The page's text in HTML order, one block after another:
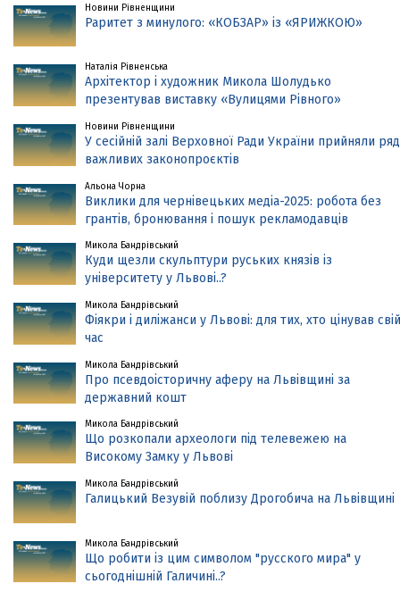
Новини Рівненщини
Раритет з минулого: «КОБЗАР» із «ЯРИЖКОЮ»
Наталія Рівненська
Архітектор і художник Микола Шолудько
презентував виставку «Вулицями Рівного»
Новини Рівненщини
У сесійній залі Верховної Ради України прийняли ряд
важливих законопроєктів
Альона Чорна
Виклики для чернівецьких медіа-2025: робота без
грантів, бронювання і пошук рекламодавців
Микола Бандрівський
Куди щезли скульптури руських князів із
університету у Львові..?
Микола Бандрівський
Фіякри і диліжанси у Львові: для тих, хто цінував свій
час
Микола Бандрівський
Про псевдоісторичну аферу на Львівщині за
державний кошт
Микола Бандрівський
Що розкопали археологи під телевежею на
Високому Замку у Львові
Микола Бандрівський
Галицький Везувій поблизу Дрогобича на Львівщині
Микола Бандрівський
Що робити із цим символом "русского мира" у
сьогоднішній Галичині..?